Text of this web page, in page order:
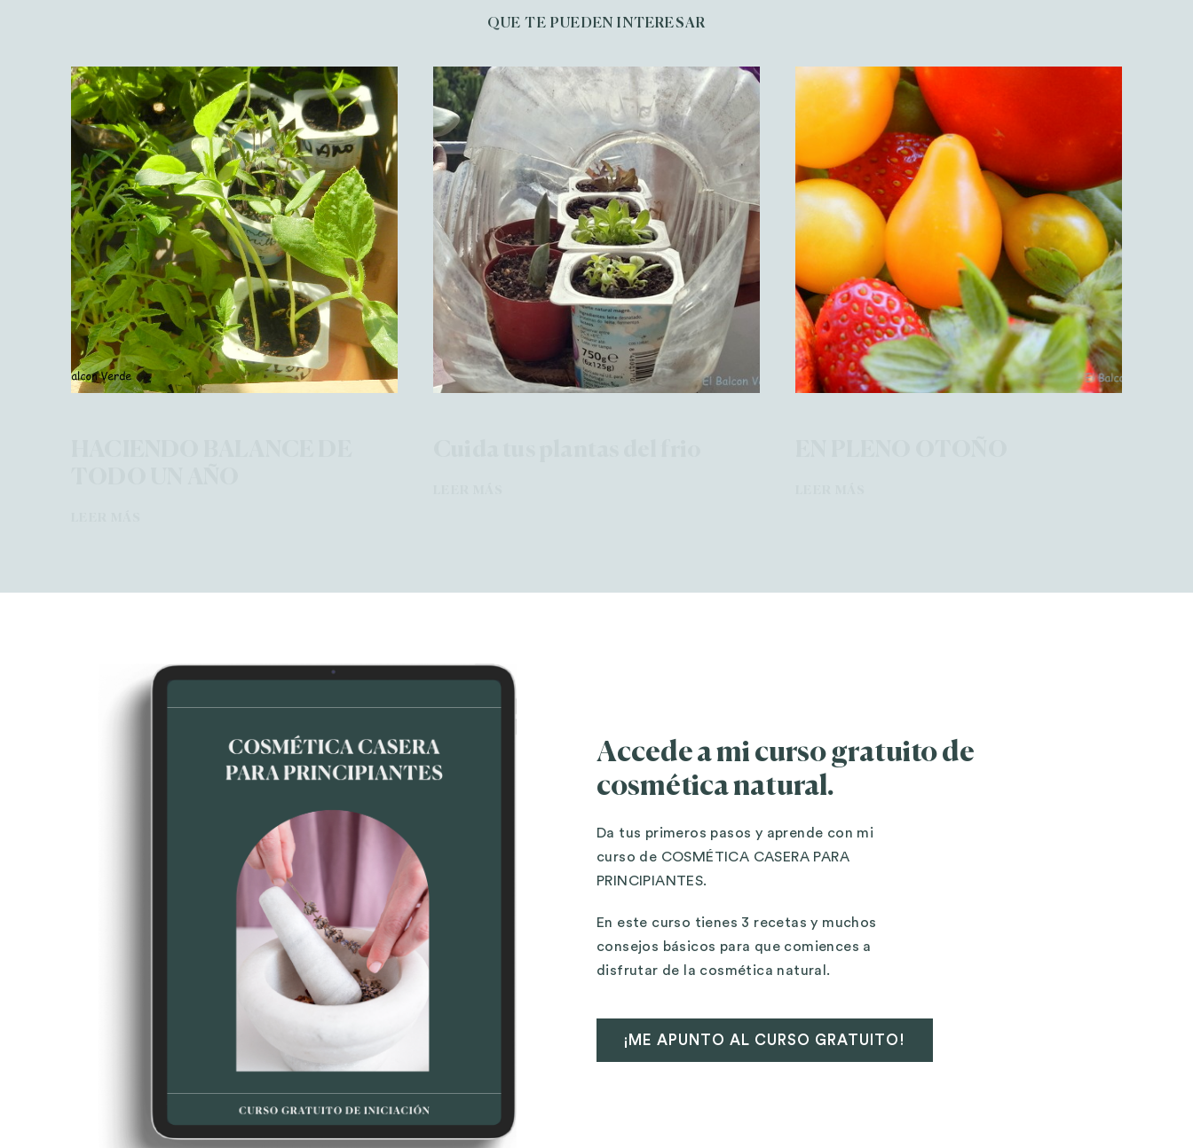
QUE TE PUEDEN INTERESAR
Accede a mi curso gratuito de
cosmética natural.
Da tus primeros pasos y aprende con mi
curso de COSMÉTICA CASERA PARA
PRINCIPIANTES.
En este curso tienes 3 recetas y muchos
consejos básicos para que comiences a
disfrutar de la cosmética natural.
¡ME APUNTO AL CURSO GRATUITO!